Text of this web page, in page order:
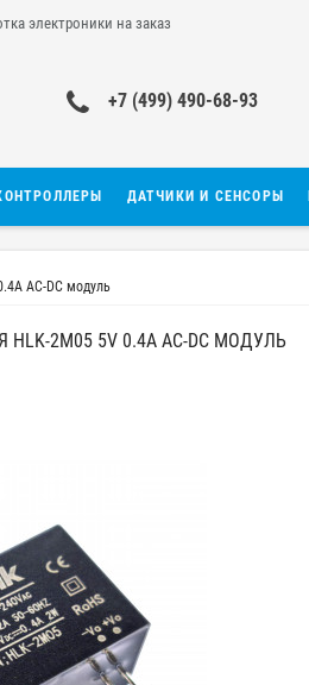
электроники на заказ
+7 (499) 490-68-93
ДАТЧИКИ И СЕНСОРЫ
AC-DC модуль
2M05 5V 0.4A AC-DC МОДУЛЬ